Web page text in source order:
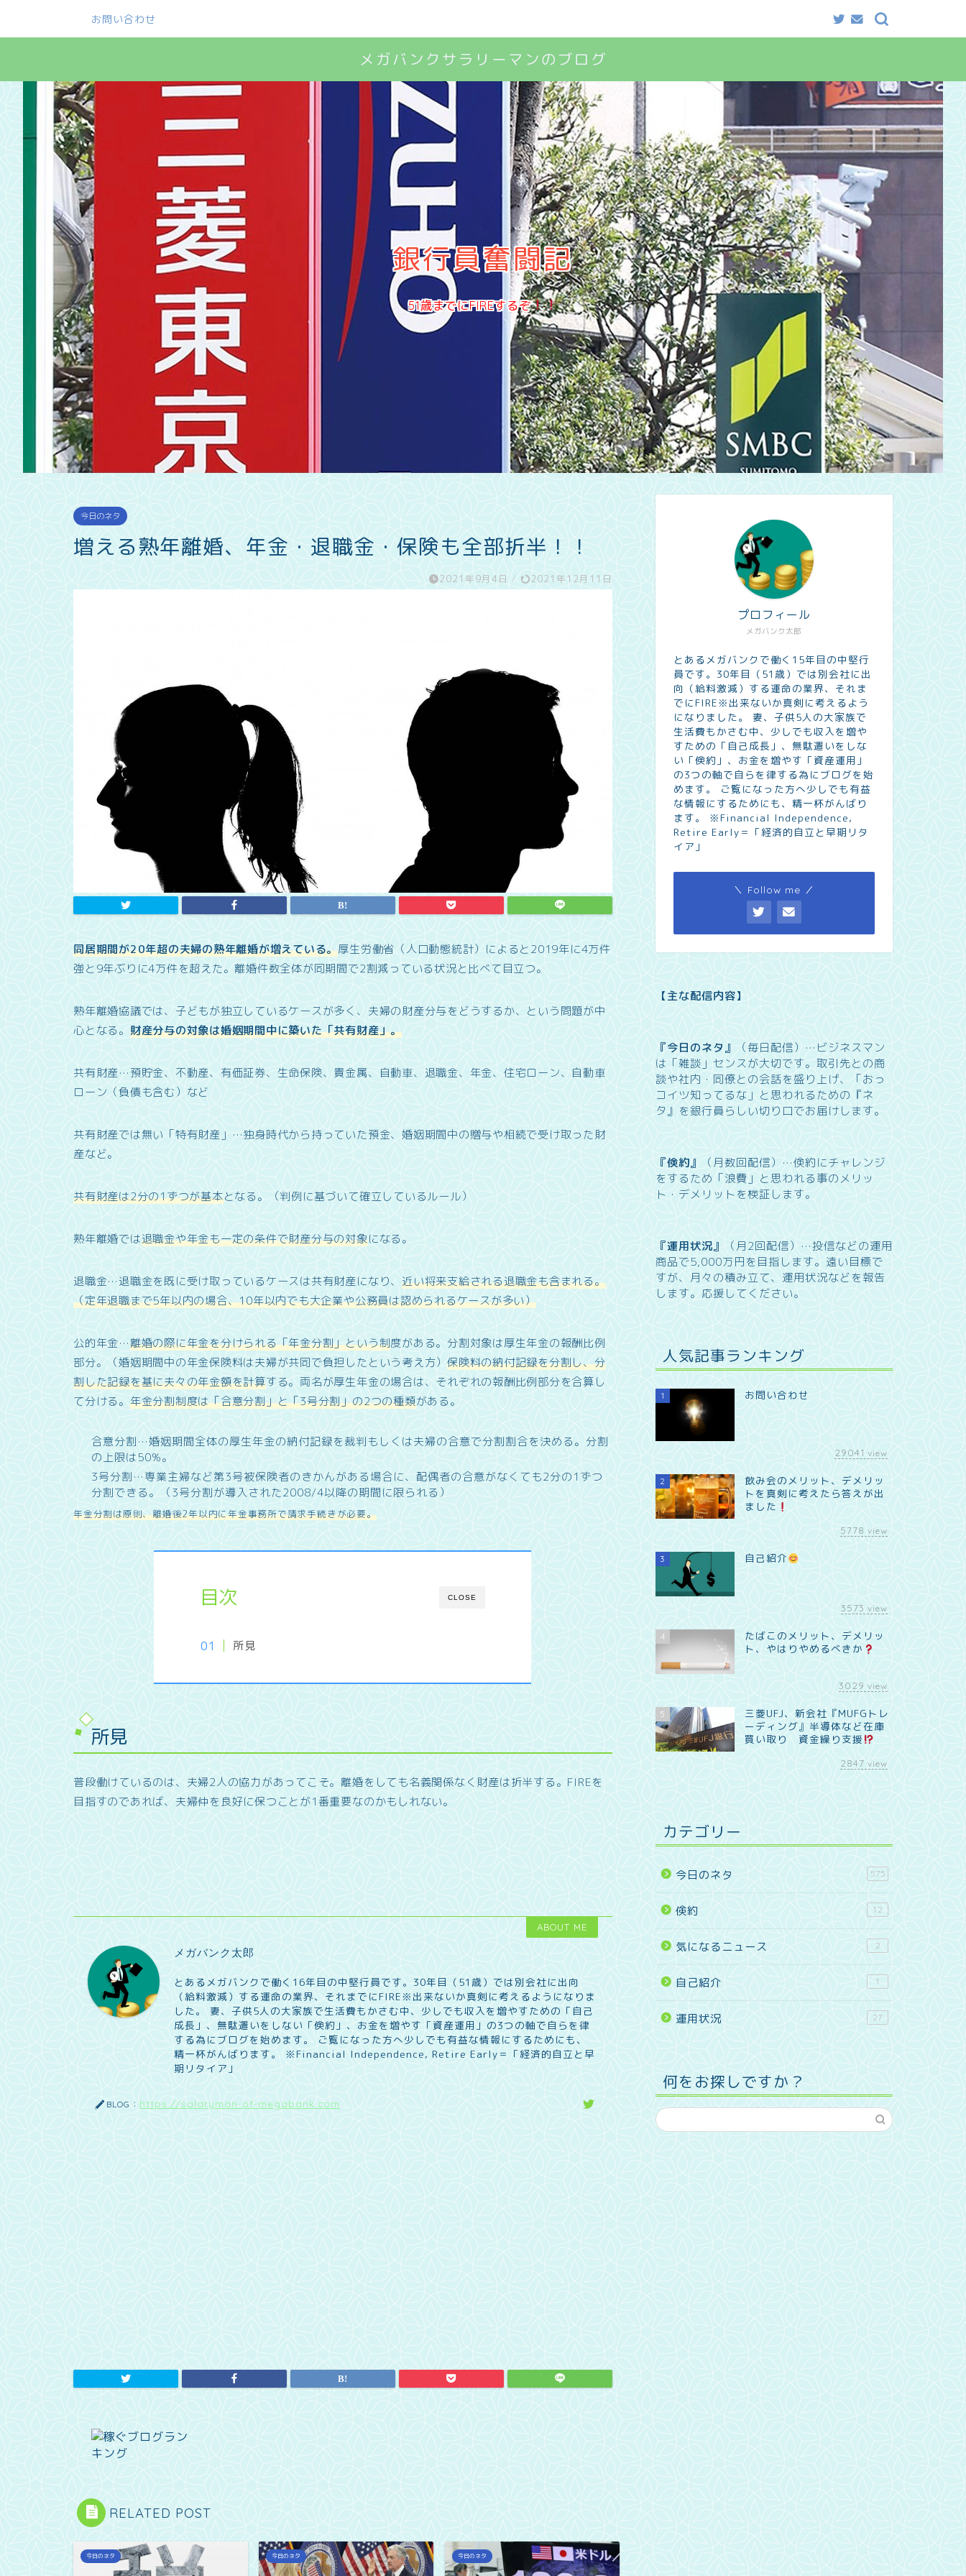
お問い合わせ
メガバンクサラリーマンのブログ
銀行員奮闘記
51歳までにFIREするぞ
今日のネタ
増える熟年離婚、年金・退職金・保険も全部折半！！
2021年9月4日 / 2021年12月11日
同居期間が20年超の夫婦の熟年離婚が増えている。厚生労働省（人口動態統計）によると2019年に4万件
強と9年ぶりに4万件を超えた。離婚件数全体が同期間で2割減っている状況と比べて目立つ。
熟年離婚協議では、子どもが独立しているケースが多く、夫婦の財産分与をどうするか、という問題が中
心となる。 財産分与の対象は婚姻期間中に築いた「共有財産」。
共有財産…預貯金、不動産、有価証券、生命保険、貴金属、自動車、退職金、年金、住宅ローン、自動車
ローン（負債も含む）など
共有財産では無い「特有財産」…独身時代から持っていた預金、婚姻期間中の贈与や相続で受け取った財
産など。
共有財産は2分の1ずつが基本となる。（判例に基づいて確立しているルール）
熟年離婚では退職金や年金も一定の条件で財産分与の対象になる。
退職金…退職金を既に受け取っているケースは共有財産になり、近い将来支給される退職金も含まれる。
（定年退職まで5年以内の場合、10年以内でも大企業や公務員は認められるケースが多い）
公的年金…離婚の際に年金を分けられる「年金分割」という制度がある。分割対象は厚生年金の報酬比例
部分。（婚姻期間中の年金保険料は夫婦が共同で負担したという考え方）保険料の納付記録を分割し、分
割した記録を基に夫々の年金額を計算する。両名が厚生年金の場合は、それぞれの報酬比例部分を合算し
て分ける。 年金分割制度は「合意分割」と「3号分割」の2つの種類がある。
合意分割…婚姻期間全体の厚生年金の納付記録を裁判もしくは夫婦の合意で分割割合を決める。分割
の上限は50%。
3号分割…専業主婦など第3号被保険者のきかんがある場合に、配偶者の合意がなくても2分の1ずつ
分割できる。（3号分割が導入された2008/4以降の期間に限られる）
年金分割は原則、離婚後2年以内に年金事務所で請求手続きが必要。
CLOSE
目次
所見
所見
普段働けているのは、夫婦2人の協力があってこそ。離婚をしても名義関係なく財産は折半する。FIREを
目指すのであれば、夫婦仲を良好に保つことが1番重要なのかもしれない。
ABOUT ME
メガバンク太郎
とあるメガバンクで働く16年目の中堅行員です。30年目（51歳）では別会社に出向
（給料激減）する運命の業界、それまでにFIRE※出来ないか真剣に考えるようになりま
した。 妻、子供5人の大家族で生活費もかさむ中、少しでも収入を増やすための「自己
成長」、無駄遣いをしない「倹約」、お金を増やす「資産運用」の3つの軸で自らを律
する為にブログを始めます。 ご覧になった方へ少しでも有益な情報にするためにも、
精一杯がんばります。 ※Financial Independence, Retire Early＝「経済的自立と早
期リタイア」
BLOG： https://salaryman-of-megabank.com
RELATED POST
今日のネタ 今日のネタ 今日のネタ
メガバンク太郎
プロフィール
とあるメガバンクで働く15年目の中堅行
員です。30年目（51歳）では別会社に出
向（給料激減）する運命の業界、それま
でにFIRE※出来ないか真剣に考えるよう
になりました。 妻、子供5人の大家族で
生活費もかさむ中、少しでも収入を増や
すための「自己成長」、無駄遣いをしな
い「倹約」、お金を増やす「資産運用」
の3つの軸で自らを律する為にブログを始
めます。 ご覧になった方へ少しでも有益
な情報にするためにも、精一杯がんばり
ます。 ※Financial Independence,
Retire Early＝「経済的自立と早期リタ
イア」
＼ Follow me ／
【主な配信内容】
『今日のネタ』 （毎日配信）… ビジネスマン
は「雑談」センスが大切です。取引先との商
談や社内・同僚との会話を盛り上げ、「おっ
コイツ知ってるな」と思われるための『ネ
タ』を銀行員らしい切り口でお届けします。
『倹約』 （月数回配信）…倹約にチャレンジ
をするため「浪費」と思われる事のメリッ
ト・デメリットを検証します。
『運用状況』 （月2回配信）…投信などの運用
商品で5,000万円を目指します。遠い目標で
すが、月々の積み立て、運用状況などを報告
します。 応援してください。
人気記事ランキング
1 お問い合わせ
29041 view
2
飲み会のメリット、デメリッ
トを真剣に考えたら答えが出
ました
5778 view
3 自己紹介
3573 view
4
たばこのメリット、デメリッ
ト、やはりやめるべきか
3029 view
5
三菱UFJ、新会社『MUFGトレ
ーディング』半導体など在庫
買い取り 資金繰り支援
2847 view
カテゴリー
今日のネタ 575
倹約 12
気になるニュース 2
自己紹介 1
運用状況 27
何をお探しですか？